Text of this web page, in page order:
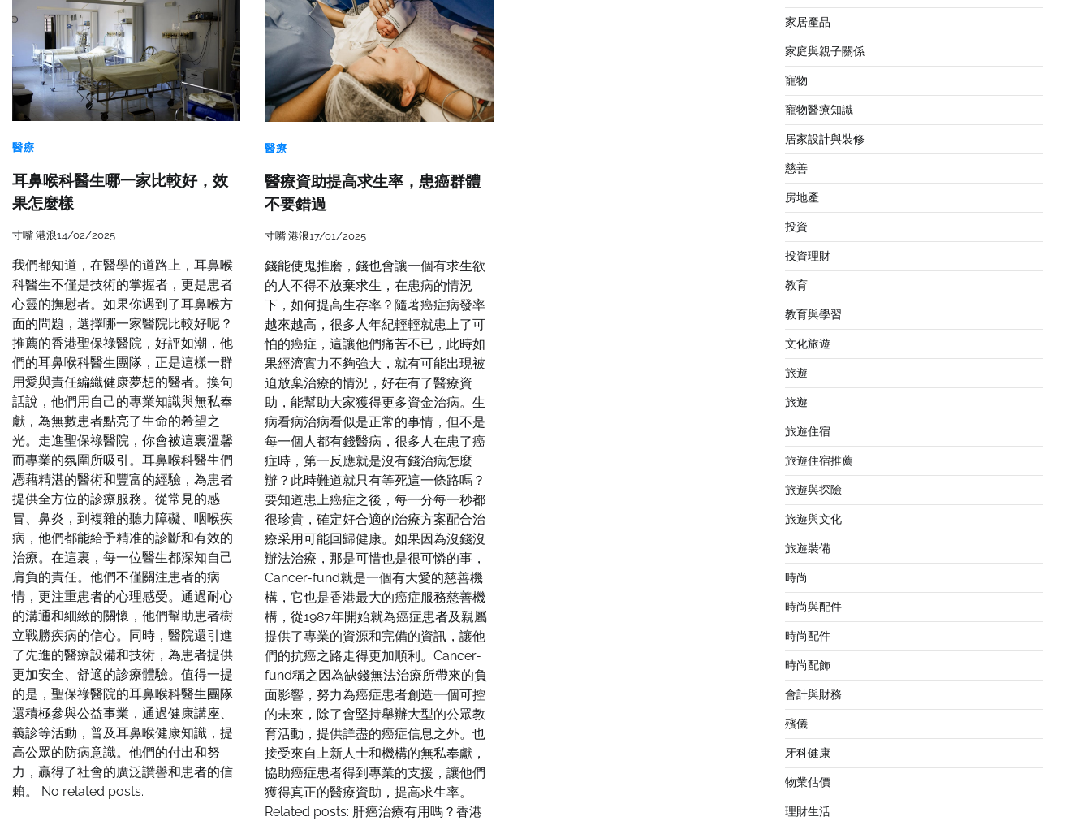
醫療
耳鼻喉科醫生哪一家比較好，效
果怎麼樣
寸嘴 港浪14/02/2025
我們都知道，在醫學的道路上，耳鼻喉
科醫生不僅是技術的掌握者，更是患者
心靈的撫慰者。如果你遇到了耳鼻喉方
面的問題，選擇哪一家醫院比較好呢？
推薦的香港聖保祿醫院，好評如潮，他
們的耳鼻喉科醫生團隊，正是這樣一群
用愛與責任編織健康夢想的醫者。換句
話說，他們用自己的專業知識與無私奉
獻，為無數患者點亮了生命的希望之
光。走進聖保祿醫院，你會被這裏溫馨
而專業的氛圍所吸引。耳鼻喉科醫生們
憑藉精湛的醫術和豐富的經驗，為患者
提供全方位的診療服務。從常見的感
冒、鼻炎，到複雜的聽力障礙、咽喉疾
病，他們都能給予精准的診斷和有效的
治療。在這裏，每一位醫生都深知自己
肩負的責任。他們不僅關注患者的病
情，更注重患者的心理感受。通過耐心
的溝通和細緻的關懷，他們幫助患者樹
立戰勝疾病的信心。同時，醫院還引進
了先進的醫療設備和技術，為患者提供
更加安全、舒適的診療體驗。值得一提
的是，聖保祿醫院的耳鼻喉科醫生團隊
還積極參與公益事業，通過健康講座、
義診等活動，普及耳鼻喉健康知識，提
高公眾的防病意識。他們的付出和努
力，贏得了社會的廣泛讚譽和患者的信
賴。 No related posts.
醫療
醫療資助提高求生率，患癌群體
不要錯過
寸嘴 港浪17/01/2025
錢能使鬼推磨，錢也會讓一個有求生欲
的人不得不放棄求生，在患病的情況
下，如何提高生存率？隨著癌症病發率
越來越高，很多人年紀輕輕就患上了可
怕的癌症，這讓他們痛苦不已，此時如
果經濟實力不夠強大，就有可能出現被
迫放棄治療的情況，好在有了醫療資
助，能幫助大家獲得更多資金治病。生
病看病治病看似是正常的事情，但不是
每一個人都有錢醫病，很多人在患了癌
症時，第一反應就是沒有錢治病怎麼
辦？此時難道就只有等死這一條路嗎？
要知道患上癌症之後，每一分每一秒都
很珍貴，確定好合適的治療方案配合治
療采用可能回歸健康。如果因為沒錢沒
辦法治療，那是可惜也是很可憐的事，
Cancer-fund就是一個有大愛的慈善機
構，它也是香港最大的癌症服務慈善機
構，從1987年開始就為癌症患者及親屬
提供了專業的資源和完備的資訊，讓他
們的抗癌之路走得更加順利。Cancer-
fund稱之因為缺錢無法治療所帶來的負
面影響，努力為癌症患者創造一個可控
的未來，除了會堅持舉辦大型的公眾教
育活動，提供詳盡的癌症信息之外。也
接受來自上新人士和機構的無私奉獻，
協助癌症患者得到專業的支援，讓他們
獲得真正的醫療資助，提高求生率。
Related posts: 肝癌治療有用嗎？香港
家居產品
家庭與親子關係
寵物
寵物醫療知識
居家設計與裝修
慈善
房地產
投資
投資理財
教育
教育與學習
文化旅遊
旅遊
旅遊
旅遊住宿
旅遊住宿推薦
旅遊與探險
旅遊與文化
旅遊裝備
時尚
時尚與配件
時尚配件
時尚配飾
會計與財務
殯儀
牙科健康
物業估價
理財生活